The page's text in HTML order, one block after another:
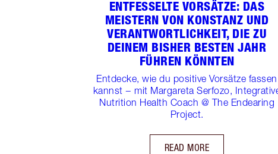
ENTFESSELTE VORSÄTZE: DAS
MEISTERN VON KONSTANZ UND
VERANTWORTLICHKEIT, DIE ZU
DEINEM BISHER BESTEN JAHR
FÜHREN KÖNNTEN
Entdecke, wie du positive Vorsätze fassen
kannst − mit Margareta Serfozo,
Nutrition Health Coach @ The Endearing
Project.
READ MORE